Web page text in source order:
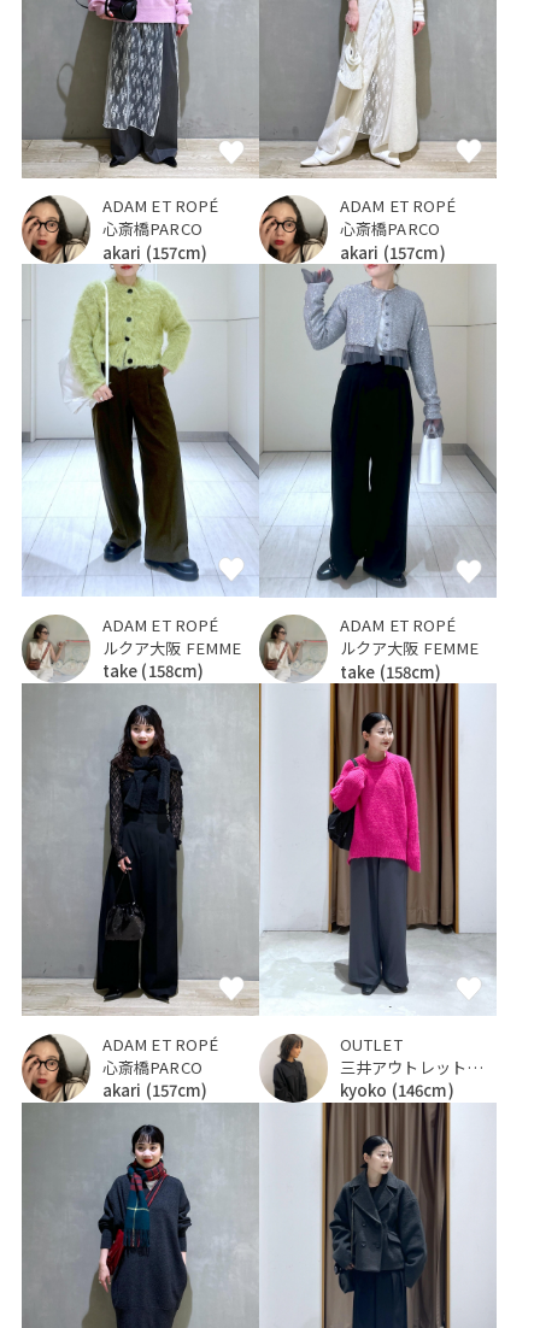
ADAM ET ROPÉ
心斎橋PARCO
akari (157cm)
ADAM ET ROPÉ
心斎橋PARCO
akari (157cm)
ADAM ET ROPÉ
ルクア大阪 FEMME
take (158cm)
ADAM ET ROPÉ
ルクア大阪 FEMME
take (158cm)
ADAM ET ROPÉ
心斎橋PARCO
akari (157cm)
OUTLET
三井アウトレットパーク 入間
kyoko (146cm)